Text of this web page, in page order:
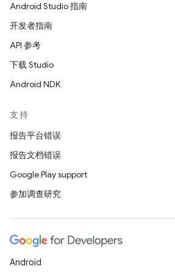
Android Studio 指南
开发者指南
API 参考
下载 Studio
Android NDK
支持
报告平台错误
报告文档错误
Google Play support
参加调查研究
Android